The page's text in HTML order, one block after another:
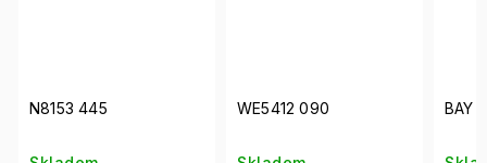
N8153 445 WE5412 090 BAY